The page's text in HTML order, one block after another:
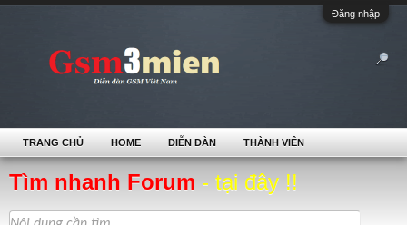
Đăng nhập
Tìm nhanh Forum - tại đây !!
TRANG CHỦ HOME DIỄN ĐÀN THÀNH VIÊN